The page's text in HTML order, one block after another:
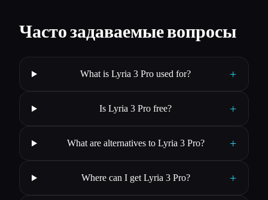
Часто задаваемые вопросы
What is Lyria 3 Pro used for? +
Is Lyria 3 Pro free? +
What are alternatives to Lyria 3 Pro? +
Where can I get Lyria 3 Pro? +